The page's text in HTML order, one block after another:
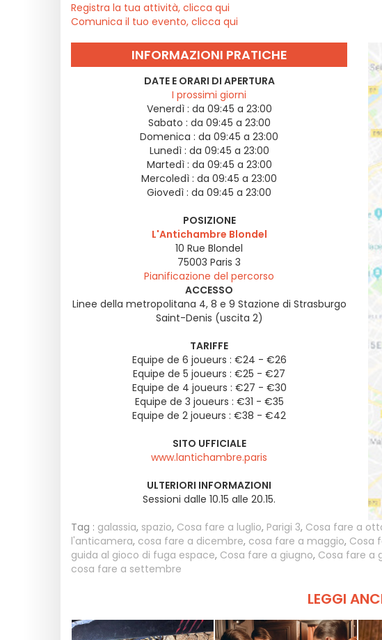
Registra la tua attività, clicca qui
Comunica il tuo evento, clicca qui
INFORMAZIONI PRATICHE
DATE E ORARI DI APERTURA
I prossimi giorni
Venerdì : da 09:45 a 23:00
Sabato : da 09:45 a 23:00
Domenica : da 09:45 a 23:00
Lunedì : da 09:45 a 23:00
Martedì : da 09:45 a 23:00
Mercoledì : da 09:45 a 23:00
Giovedì : da 09:45 a 23:00
POSIZIONE
L'Antichambre Blondel
10 Rue Blondel
75003 Paris 3
Pianificazione del percorso
ACCESSO
Linee della metropolitana 4, 8 e 9 Stazione di Strasburgo
Saint-Denis (uscita 2)
TARIFFE
Equipe de 6 joueurs : €24 - €26
Equipe de 5 joueurs : €25 - €27
Equipe de 4 joueurs : €27 - €30
Equipe de 3 joueurs : €31 - €35
Equipe de 2 joueurs : €38 - €42
SITO UFFICIALE
www.lantichambre.paris
ULTERIORI INFORMAZIONI
Sessioni dalle 10.15 alle 20.15.
Tag : galassia, spazio, Cosa fare a luglio, Parigi 3, Cosa fare a
l'anticamera, cosa fare a dicembre, cosa fare a maggio, Cosa
guida al gioco di fuga espace, Cosa fare a giugno, Cosa fare a
cosa fare a settembre
LEGGI